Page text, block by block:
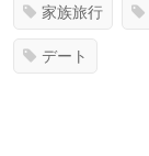
家族旅行
デート